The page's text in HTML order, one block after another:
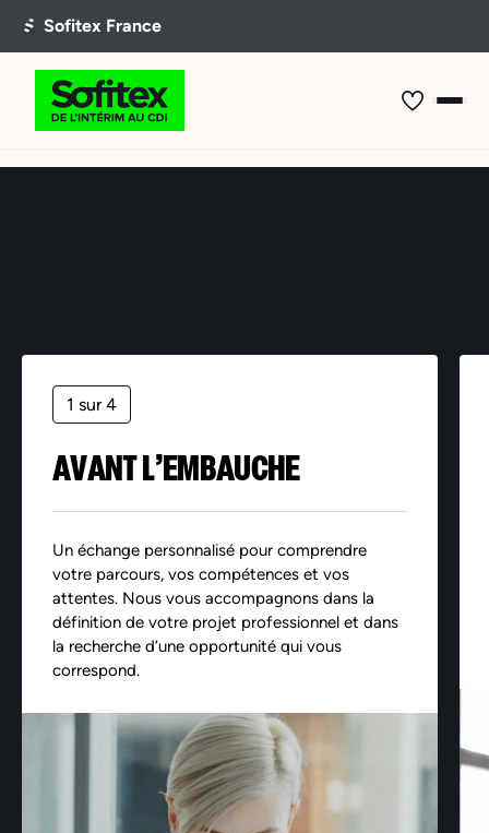
1 sur 4
AVANT L’EMBAUCHE
Un échange personnalisé pour comprendre
votre parcours, vos compétences et vos
attentes. Nous vous accompagnons dans la
définition de votre projet professionnel et dans
la recherche d’une opportunité qui vous
correspond.